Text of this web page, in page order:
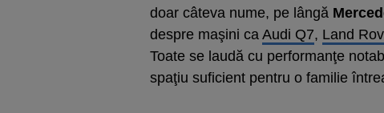
doar câteva nume, pe lângă
despre maşini ca Audi Q7, Land
Toate se laudă cu performanţe
spaţiu suficient pentru o familie